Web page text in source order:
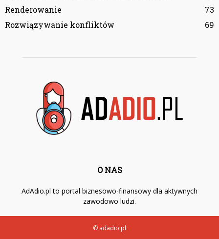
Renderowanie
73
Rozwiązywanie konfliktów
69
O NAS
AdAdio.pl to portal biznesowo-finansowy dla aktywnych
zawodowo ludzi.
© adadio.pl